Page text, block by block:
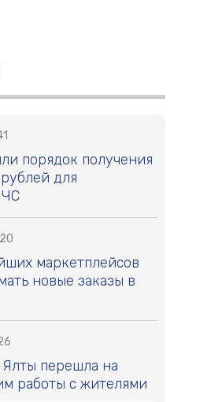
порядок получения
для
ЧС
маркетплейсов
новые заказы в
перешла на
работы с жителями